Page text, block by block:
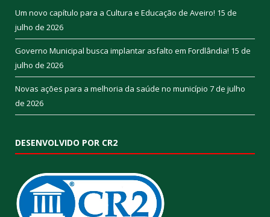
Um novo capítulo para a Cultura e Educação de Aveiro! 15 de
julho de 2026
Governo Municipal busca implantar asfalto em Fordlândia! 15 de
julho de 2026
Novas ações para a melhoria da saúde no município 7 de julho
de 2026
DESENVOLVIDO POR CR2